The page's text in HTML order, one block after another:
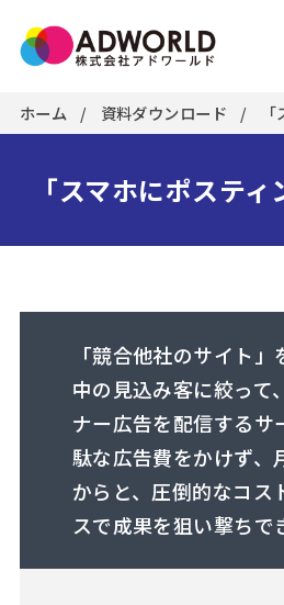
ホーム 資料ダウンロード
「スマホにポステ
「競合他社のサイト
中の見込み客に絞って
ナー広告を配信するサ
駄な広告費をかけず、
からと、圧倒的なコス
スで成果を狙い撃ちで